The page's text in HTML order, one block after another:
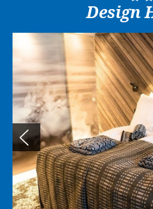
ПОСЛЕДВАЙТЕ НИ
Design